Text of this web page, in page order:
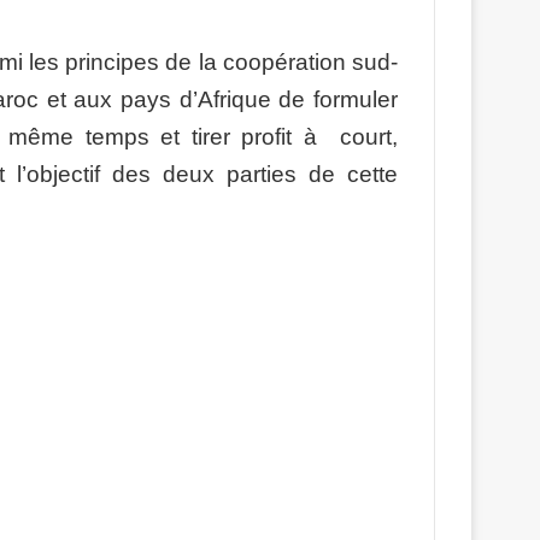
principes de la coopération sud-
et aux pays d’Afrique de formuler
même temps et tirer profit à court,
l’objectif des deux parties de cette